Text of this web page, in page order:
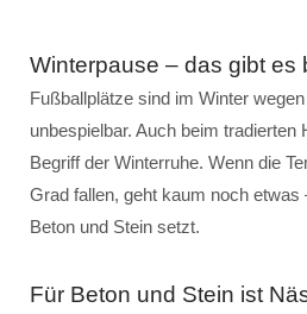
Winterpause – das gibt es
Fußballplätze sind im Winter
unbespielbar. Auch beim tradierten
Begriff der Winterruhe. Wenn die
Grad fallen, geht kaum noch
Beton und Stein setzt.
Für Beton und Stein ist